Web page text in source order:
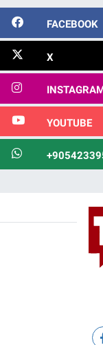
FACEBOOK
X
YOUTUBE